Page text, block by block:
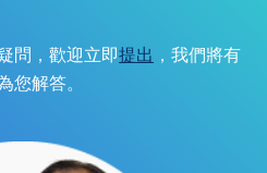
問，歡迎立即提出 ，我們將有
您解答。